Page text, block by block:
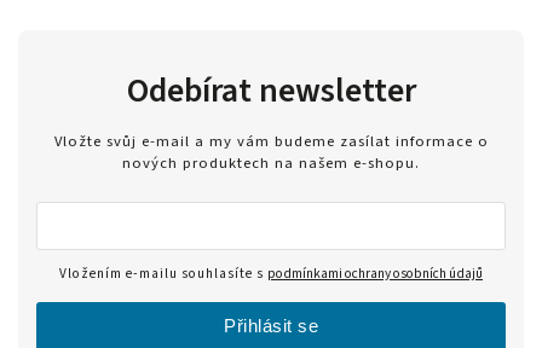
Odebírat newsletter
Vložte svůj e-mail a my vám budeme zasílat informace o
nových produktech na našem e-shopu.
Vložením e-mailu souhlasíte s podmínkami ochrany osobních údajů
Přihlásit se